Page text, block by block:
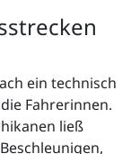
ein technisch
Fahrerinnen.
ließ